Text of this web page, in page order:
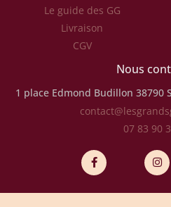
Le guide des GG
Livraison
CGV
Nous
1 place Edmond Budillon 38790
07 83 90